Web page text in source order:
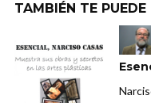
TAMBIÉN TE PUEDE